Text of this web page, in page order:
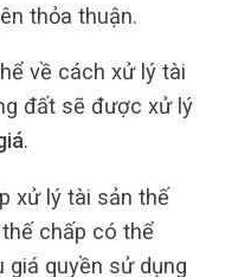
thỏa thuận.
về cách xử lý tài
đất sẽ được xử lý
.
xử lý tài sản thế
chấp có thể
giá quyền sử dụng